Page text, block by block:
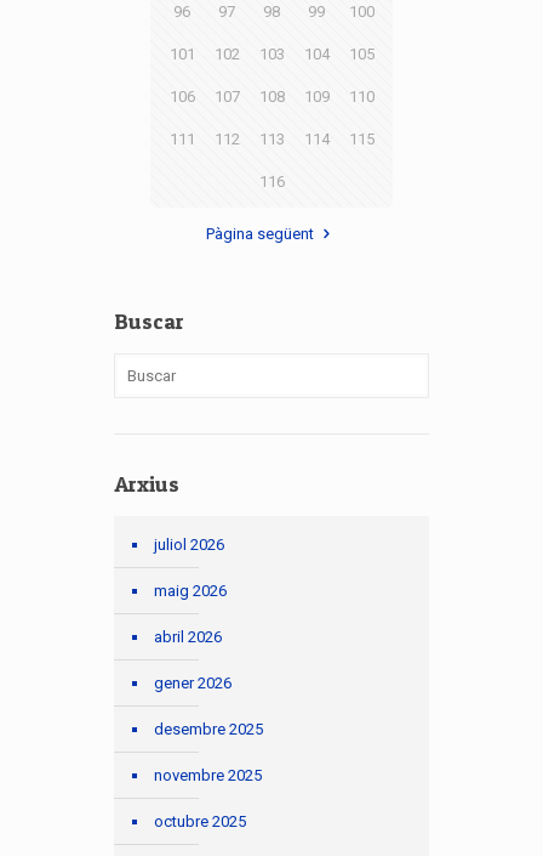
96 97 98 99 100
101 102 103 104 105
106 107 108 109 110
111 112 113 114 115
116
Pàgina següent
Buscar
Arxius
juliol 2026
maig 2026
abril 2026
gener 2026
desembre 2025
novembre 2025
octubre 2025